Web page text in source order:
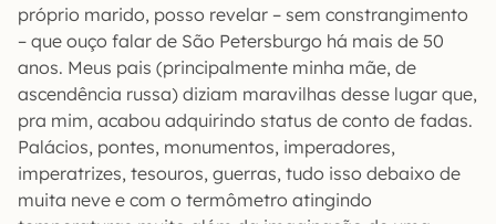
próprio marido, posso revelar – sem constrangimento
– que ouço falar de São Petersburgo há mais de 50
anos. Meus pais (principalmente minha mãe, de
ascendência russa) diziam maravilhas desse lugar que,
pra mim, acabou adquirindo status de conto de fadas.
Palácios, pontes, monumentos, imperadores,
imperatrizes, tesouros, guerras, tudo isso debaixo de
muita neve e com o termômetro atingindo